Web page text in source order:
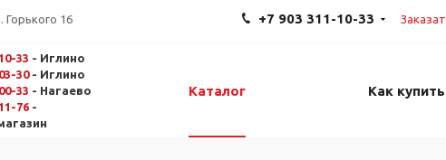
Горького 16 +7 903 311-10-33
33 - Иглино
30- Иглино
33 - Нагаево
76 -
Каталог Как купить